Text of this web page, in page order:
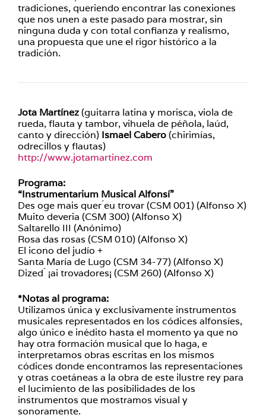
tradiciones, queriendo encontrar las conexiones
que nos unen a este pasado para mostrar, sin
ninguna duda y con total confianza y realismo,
una propuesta que une el rigor histórico a la
tradición.
Jota Martínez(guitarra latina y morisca, viola de
rueda, flauta y tambor, vihuela de péñola, laúd,
canto y dirección) Ismael Cabero(chirimías,
odrecillos y flautas)
http://www.jotamartinez.com
Programa:
“Instrumentarium Musical Alfonsí”
Des oge mais quer ́eu trovar (CSM 001) (Alfonso X)
Muito deveria (CSM 300) (Alfonso X)
Saltarello III (Anónimo)
Rosa das rosas (CSM 010) (Alfonso X)
El icono del judío +
Santa María de Lugo (CSM 34-77) (Alfonso X)
Dized ́ ¡ai trovadores¡ (CSM 260) (Alfonso X)
*Notas al programa:
Utilizamos única y exclusivamente instrumentos
musicales representados en los códices alfonsíes,
algo único e inédito hasta el momento ya que no
hay otra formación musical que lo haga, e
interpretamos obras escritas en los mismos
códices donde encontramos las representaciones
y otras coetáneas a la obra de este ilustre rey para
el lucimiento de las posibilidades de los
instrumentos que mostramos visual y
sonoramente.